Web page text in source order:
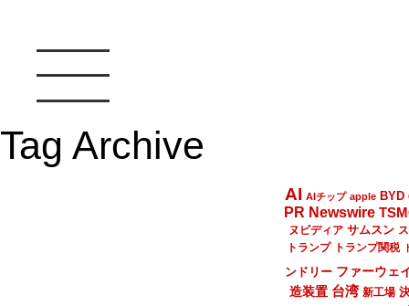
Tag Archive
AI AIチップ apple BYD
PR Newswire
ヌビディア サムスン
トランプ
トランプ関税
ンドリー ファーウェ
造装置 台湾 新工場